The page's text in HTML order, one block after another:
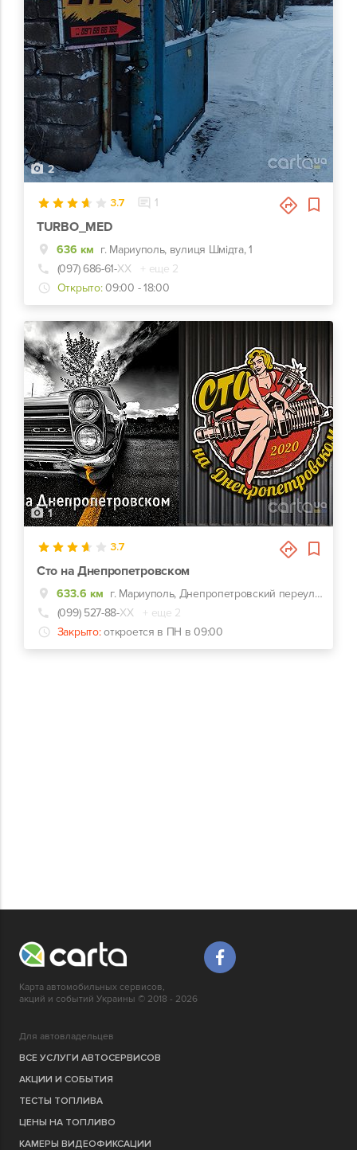
2
3.7 1
TURBO_MED
636 км г. Мариуполь, вулиця Шмідта, 1
(097) 686-61-ХХ
+ еще 2
Открыто: 09:00 - 18:00
1
3.7
Сто на Днепропетровском
633.6 км
г. Мариуполь, Днепропетровский переулок, 19/2
(099) 527-88-ХХ
+ еще 2
Закрыто: откроется в ПН в 09:00
Карта автомобильных сервисов,
акций и событий Украины © 2018 - 2026
Для автовладельцев
ВСЕ УСЛУГИ АВТОСЕРВИСОВ
АКЦИИ И СОБЫТИЯ
ТЕСТЫ ТОПЛИВА
ЦЕНЫ НА ТОПЛИВО
КАМЕРЫ ВИДЕОФИКСАЦИИ